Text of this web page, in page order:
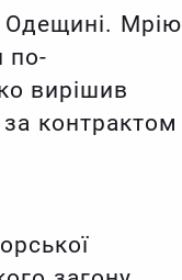
Одещині. Мрію
по-
вирішив
контрактом